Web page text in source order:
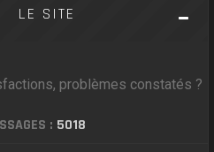
LE SITE
problèmes constatés ?
: 5018